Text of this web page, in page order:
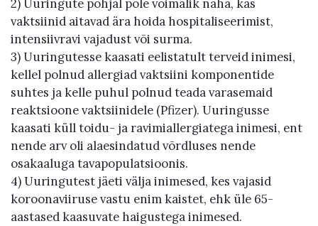
2) Uuringute põhjal pole võimalik näha, kas
vaktsiinid aitavad ära hoida hospitaliseerimist,
intensiivravi vajadust või surma.
3) Uuringutesse kaasati eelistatult terveid inimesi,
kellel polnud allergiad vaktsiini komponentide
suhtes ja kelle puhul polnud teada varasemaid
reaktsioone vaktsiinidele (Pfizer). Uuringusse
kaasati küll toidu- ja ravimiallergiatega inimesi, ent
nende arv oli alaesindatud võrdluses nende
osakaaluga tavapopulatsioonis.
4) Uuringutest jäeti välja inimesed, kes vajasid
koroonaviiruse vastu enim kaistet, ehk üle 65-
aastased kaasuvate haigustega inimesed.